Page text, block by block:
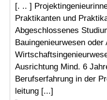
[. .. ]
Praktikanten und
Abgeschlossenes
Bauingenieurwesen
Ausrichtung Mind. 6
Berufserfahrung in der
leitung [...]